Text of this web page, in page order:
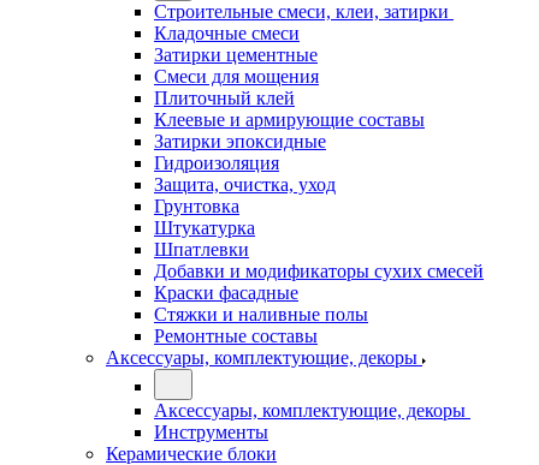
Строительные смеси, клеи, затирки
Кладочные смеси
Затирки цементные
Смеси для мощения
Плиточный клей
Клеевые и армирующие составы
Затирки эпоксидные
Гидроизоляция
Защита, очистка, уход
Грунтовка
Штукатурка
Шпатлевки
Добавки и модификаторы сухих смесей
Краски фасадные
Стяжки и наливные полы
Ремонтные составы
Аксессуары, комплектующие, декоры
Аксессуары, комплектующие, декоры
Инструменты
Керамические блоки